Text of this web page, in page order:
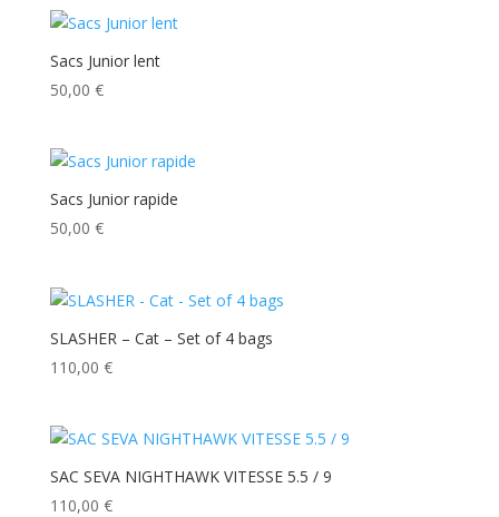
Sacs Junior lent
50,00 €
Sacs Junior rapide
50,00 €
SLASHER – Cat – Set of 4 bags
110,00 €
SAC SEVA NIGHTHAWK VITESSE 5.5 / 9
110,00 €